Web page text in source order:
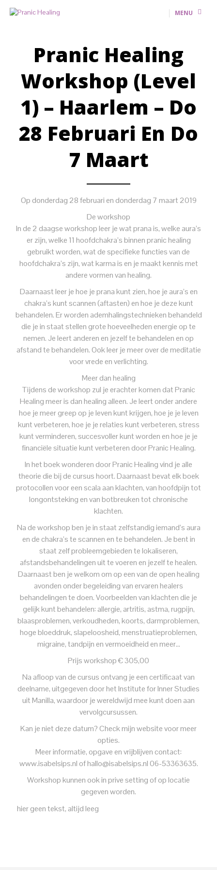
MENU
Pranic Healing
Workshop (level
1) – Haarlem – Do
28 Februari En Do
7 Maart
Op donderdag 28 februari en donderdag 7 maart 2019
De workshop
In de 2 daagse workshop leer je wat prana is, welke aura’s
er zijn, welke 11 hoofdchakra’s binnen pranic healing
gebruikt worden, wat de specifieke functies van de
hoofdchakra’s zijn, wat karma is en je maakt kennis met
andere vormen van healing.
Daarnaast leer je hoe je prana kunt zien, hoe je aura’s en
chakra’s kunt scannen (aftasten) en hoe je deze kunt
behandelen. Er worden ademhalingstechnieken behandeld
die je in staat stellen grote hoeveelheden energie op te
nemen. Je leert anderen en jezelf te behandelen en op
afstand te behandelen. Ook leer je meer over de meditatie
voor vrede en verlichting.
Meer dan healing
Tijdens de workshop zul je erachter komen dat Pranic
Healing meer is dan healing alleen. Je leert onder andere
hoe je meer greep op je leven kunt krijgen, hoe je je leven
kunt verbeteren, hoe je je relaties kunt verbeteren, stress
kunt verminderen, succesvoller kunt worden en hoe je je
financiële situatie kunt verbeteren door Pranic Healing.
In het boek wonderen door Pranic Healing vind je alle
theorie die bij de cursus hoort. Daarnaast bevat elk boek
protocollen voor een scala aan klachten, van hoofdpijn tot
longontsteking en van botbreuken tot chronische
klachten.
Na de workshop ben je in staat zelfstandig iemand’s aura
en de chakra’s te scannen en te behandelen. Je bent in
staat zelf probleemgebieden te lokaliseren,
afstandsbehandelingen uit te voeren en jezelf te healen.
Daarnaast ben je welkom om op een van de open healing
avonden onder begeleiding van ervaren healers
behandelingen te doen. Voorbeelden van klachten die je
gelijk kunt behandelen: allergie, artritis, astma, rugpijn,
blaasproblemen, verkoudheden, koorts, darmproblemen,
hoge bloeddruk, slapeloosheid, menstruatieproblemen,
migraine, tandpijn en vermoeidheid en meer…
Prijs workshop € 305,00
Na afloop van de cursus ontvang je een certificaat van
deelname, uitgegeven door het Institute for Inner Studies
uit Manilla, waardoor je wereldwijd mee kunt doen aan
vervolgcursussen.
Kan je niet deze datum? Check mijn website voor meer
opties.
Meer informatie, opgave en vrijblijven contact:
www.isabelsips.nl of hallo@isabelsips.nl 06-53363635.
Workshop kunnen ook in prive setting of op locatie
gegeven worden.
hier geen tekst, altijd leeg